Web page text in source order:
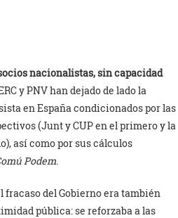
nacionalistas, sin capacidad
y PNV han dejado de lado la
en España condicionados por las
(Junt y CUP en el primero y la
así como por sus cálculos
Podem.
fracaso del Gobierno era también
pública: se reforzaba a las